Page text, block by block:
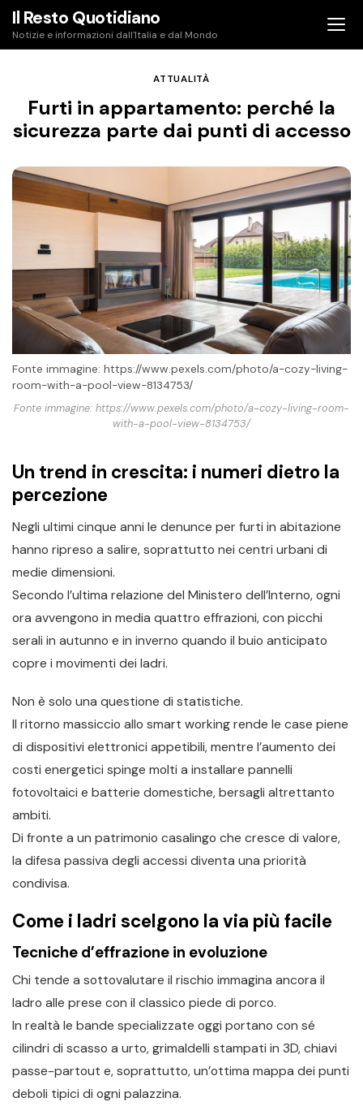
Skip
content
Il Resto Quotidiano
Notizie e informazioni dall'Italia e dal Mondo
ATTUALITÀ
Furti in appartamento: perché la
sicurezza parte dai punti di accesso
Fonte immagine: https://www.pexels.com/photo/a-cozy-living-
room-with-a-pool-view-8134753/
Fonte immagine: https://www.pexels.com/photo/a-cozy-living-room-
with-a-pool-view-8134753/
Un trend in crescita: i numeri dietro la
percezione
Negli ultimi cinque anni le denunce per furti in abitazione
hanno ripreso a salire, soprattutto nei centri urbani di
medie dimensioni.
Secondo l’ultima relazione del Ministero dell’Interno, ogni
ora avvengono in media quattro effrazioni, con picchi
serali in autunno e in inverno quando il buio anticipato
copre i movimenti dei ladri.
Non è solo una questione di statistiche.
Il ritorno massiccio allo smart working rende le case piene
di dispositivi elettronici appetibili, mentre l’aumento dei
costi energetici spinge molti a installare pannelli
fotovoltaici e batterie domestiche, bersagli altrettanto
ambiti.
Di fronte a un patrimonio casalingo che cresce di valore,
la difesa passiva degli accessi diventa una priorità
condivisa.
Come i ladri scelgono la via più facile
Tecniche d’effrazione in evoluzione
Chi tende a sottovalutare il rischio immagina ancora il
ladro alle prese con il classico piede di porco.
In realtà le bande specializzate oggi portano con sé
cilindri di scasso a urto, grimaldelli stampati in 3D, chiavi
passe-partout e, soprattutto, un’ottima mappa dei punti
deboli tipici di ogni palazzina.